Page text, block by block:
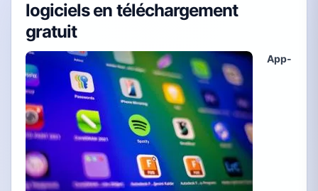
logiciels en téléchargement
gratuit
App-